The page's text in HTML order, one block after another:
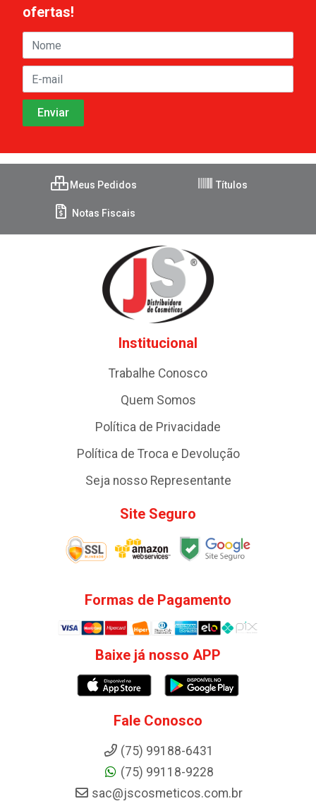
ofertas!
Meus Pedidos Títulos
Notas Fiscais
Institucional
Trabalhe Conosco
Quem Somos
Política de Privacidade
Política de Troca e Devolução
Seja nosso Representante
Site Seguro
Formas de Pagamento
Baixe já nosso APP
Fale Conosco
(75) 99188-6431
(75) 99118-9228
sac@jscosmeticos.com.br